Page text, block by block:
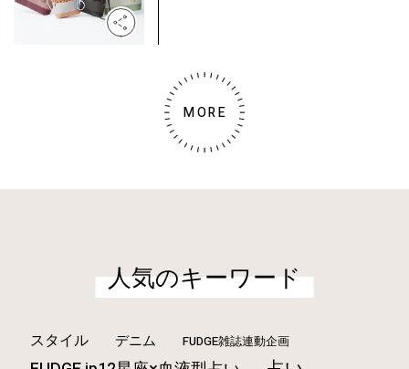
MORE
人気のキーワード
スタイル デニム FUDGE雑誌連動企画